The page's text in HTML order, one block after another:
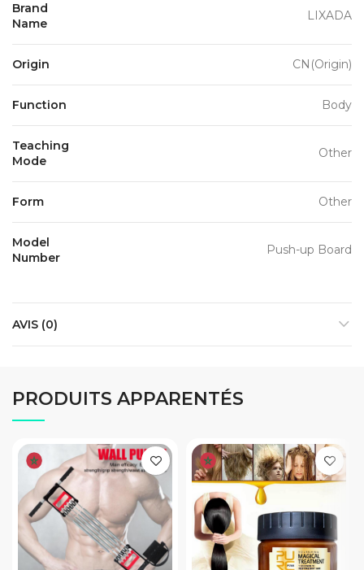
Brand
Name
LIXADA
Origin CN(Origin)
Function Body
Teaching
Mode
Other
Form Other
Model
Number
Push-up Board
AVIS (0)
PRODUITS APPARENTÉS